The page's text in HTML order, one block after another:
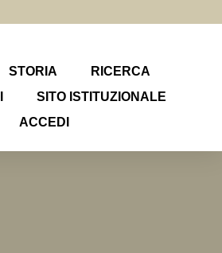
STORIA
RICERCA
SITO ISTITUZIONALE
ACCEDI